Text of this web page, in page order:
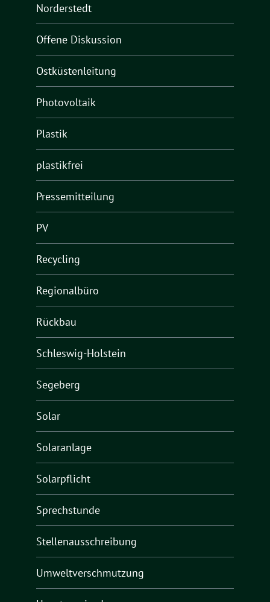
Norderstedt
Offene Diskussion
Ostküstenleitung
Photovoltaik
Plastik
plastikfrei
Pressemitteilung
PV
Recycling
Regionalbüro
Rückbau
Schleswig-Holstein
Segeberg
Solar
Solaranlage
Solarpflicht
Sprechstunde
Stellenausschreibung
Umweltverschmutzung